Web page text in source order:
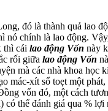
đó là thành quả lao
nó chính là lao động.
thì cái lao động Vốn này
rối giữa lao động Vốn
mà các nhà khoa học
mác-xít sổ toẹt một
vốn đó, một cách
có thể đánh giá qua %